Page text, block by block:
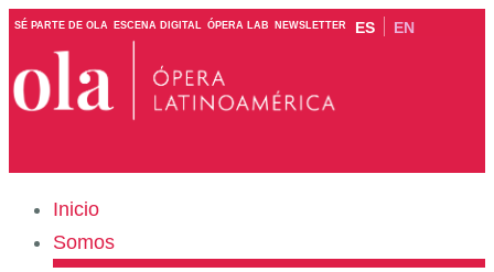
SÉ PARTE DE OLA ESCENA DIGITAL ÓPERA LAB NEWSLETTER ES EN
Inicio
Somos